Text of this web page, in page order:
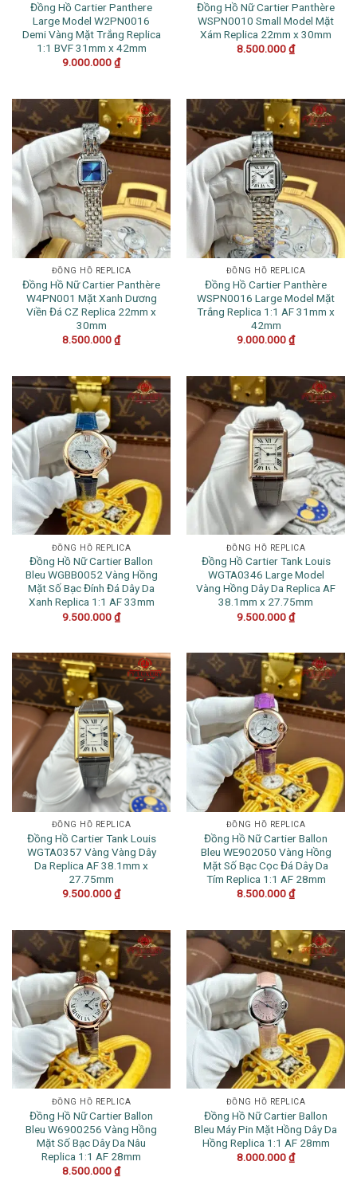
Đồng Hồ Cartier Panthere
Large Model W2PN0016
Demi Vàng Mặt Trắng Replica
1:1 BVF 31mm x 42mm
9.000.000₫
Đồng Hồ Nữ Cartier Panthère
WSPN0010 Small Model Mặt
Xám Replica 22mm x 30mm
8.500.000₫
ĐỒNG HỒ REPLICA
Đồng Hồ Nữ Cartier Panthère
W4PN001 Mặt Xanh Dương
Viền Đá CZ Replica 22mm x
30mm
8.500.000₫
ĐỒNG HỒ REPLICA
Đồng Hồ Cartier Panthère
WSPN0016 Large Model Mặt
Trắng Replica 1:1 AF 31mm x
42mm
9.000.000₫
ĐỒNG HỒ REPLICA
Đồng Hồ Nữ Cartier Ballon
Bleu WGBB0052 Vàng Hồng
Mặt Số Bạc Đính Đá Dây Da
Xanh Replica 1:1 AF 33mm
9.500.000₫
ĐỒNG HỒ REPLICA
Đồng Hồ Cartier Tank Louis
WGTA0346 Large Model
Vàng Hồng Dây Da Replica AF
38.1mm x 27.75mm
9.500.000₫
ĐỒNG HỒ REPLICA
Đồng Hồ Cartier Tank Louis
WGTA0357 Vàng Vàng Dây
Da Replica AF 38.1mm x
27.75mm
9.500.000₫
ĐỒNG HỒ REPLICA
Đồng Hồ Nữ Cartier Ballon
Bleu WE902050 Vàng Hồng
Mặt Số Bạc Cọc Đá Dây Da
Tím Replica 1:1 AF 28mm
8.500.000₫
ĐỒNG HỒ REPLICA
Đồng Hồ Nữ Cartier Ballon
Bleu W6900256 Vàng Hồng
Mặt Số Bạc Dây Da Nâu
Replica 1:1 AF 28mm
8.500.000₫
ĐỒNG HỒ REPLICA
Đồng Hồ Nữ Cartier Ballon
Bleu Máy Pin Mặt Hồng Dây Da
Hồng Replica 1:1 AF 28mm
8.000.000₫